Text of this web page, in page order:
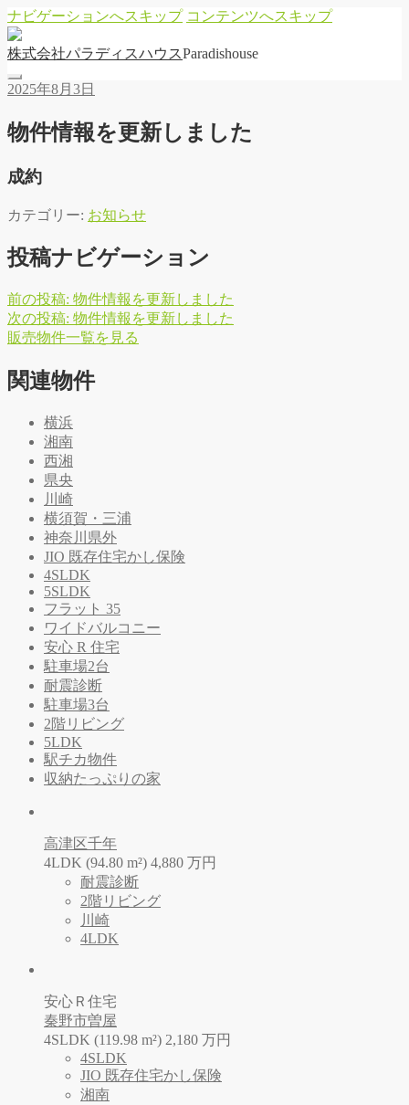
ナビゲーションへスキップ コンテンツへスキップ
株式会社パラディ スハウ スParadishouse
2025年8月3日
物件情報を更新しました
成約
カテゴリー: お知らせ
投稿ナビゲーション
前の投稿: 物件情報を更新しました
次の投稿: 物件情報を更新しました
販売物件一覧を 見る
関連物件
横浜
湘南
西湘
県央
川崎
横須賀・三浦
神奈川県外
JIO 既存住宅かし保険
4SLDK
5SLDK
フラット 35
ワイドバルコニー
安心 R 住宅
駐車場2台
耐震診断
駐車場3台
2階リビング
5LDK
駅チカ物件
収納たっぷりの家
高津区千年
4LDK (94.80 m²) 4,880 万円
耐震診断
2階リビング
川崎
4LDK
安心Ｒ住宅
秦野市曽屋
4SLDK (119.98 m²) 2,180 万円
4SLDK
JIO 既存住宅かし保険
湘南